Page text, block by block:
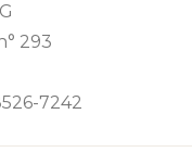
293
7242